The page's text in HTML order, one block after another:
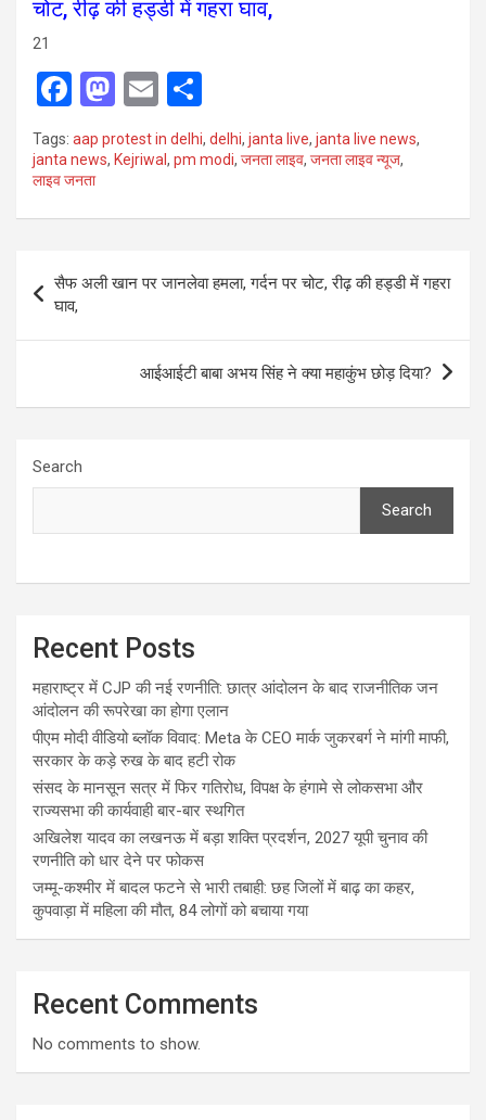
चोट, रीढ़ की हड्डी में गहरा घाव,
21
F
ce
b
o
k
M
a
st
d
n
E
m
ail
h
ar
Tags: aap protest in delhi, delhi, janta live, janta live news,
janta news, Kejriwal , pm modi, जनता लाइव, जनता लाइव न्यूज,
लाइव जनता
Post
navigation
सैफ अली खान पर जानलेवा हमला, गर्दन पर चोट, रीढ़ की हड्डी में गहरा
घाव,
आईआईटी बाबा अभय सिंह ने क्या महाकुंभ छोड़ दिया?
Search
Search
Recent Posts
महाराष्ट्र में CJP की नई रणनीति: छात्र आंदोलन के बाद राजनीतिक जन
आंदोलन की रूपरेखा का होगा एलान
पीएम मोदी वीडियो ब्लॉक विवाद: Meta के CEO मार्क जुकरबर्ग ने मांगी माफी,
सरकार के कड़े रुख के बाद हटी रोक
संसद के मानसून सत्र में फिर गतिरोध, विपक्ष के हंगामे से लोकसभा और
राज्यसभा की कार्यवाही बार-बार स्थगित
अखिलेश यादव का लखनऊ में बड़ा शक्ति प्रदर्शन, 2027 यूपी चुनाव की
रणनीति को धार देने पर फोकस
जम्मू-कश्मीर में बादल फटने से भारी तबाही: छह जिलों में बाढ़ का कहर,
कुपवाड़ा में महिला की मौत, 84 लोगों को बचाया गया
Recent Comments
No comments to show.